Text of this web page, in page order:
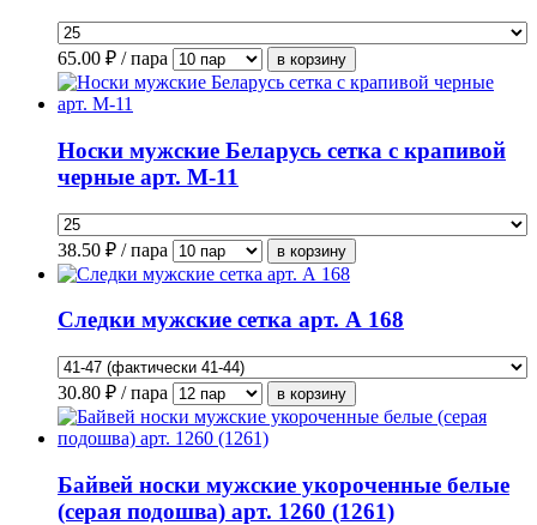
65.00 ₽ / пара
Носки мужские Беларусь сетка с крапивой
черные арт. М-11
38.50 ₽ / пара
Следки мужские сетка арт. А 168
30.80 ₽ / пара
Байвей носки мужские укороченные белые
(серая подошва) арт. 1260 (1261)